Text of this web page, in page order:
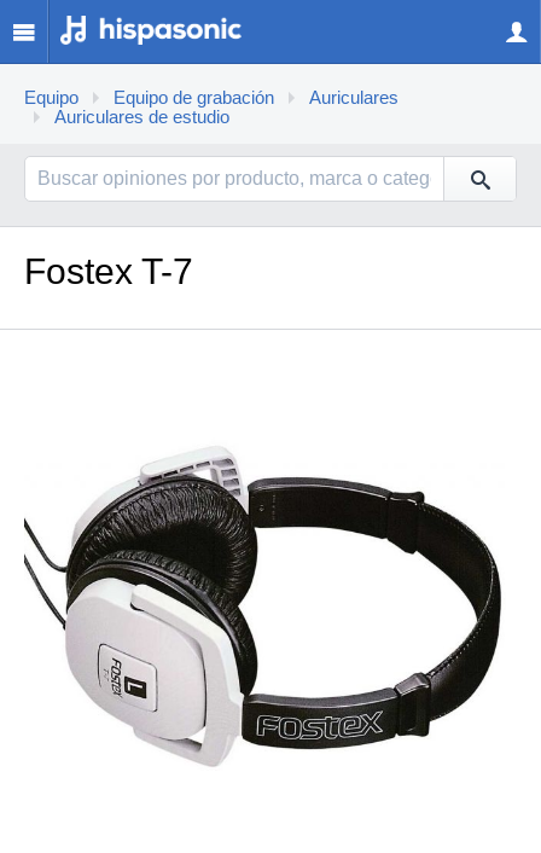
Equipo Equipo de grabación
Auriculares
Auriculares de estudio
Fostex T-7